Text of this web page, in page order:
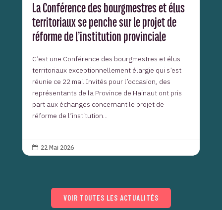
La Conférence des bourgmestres et élus
territoriaux se penche sur le projet de
réforme de l’institution provinciale
C’est une Conférence des bourgmestres et élus
territoriaux exceptionnellement élargie qui s’est
réunie ce 22 mai. Invités pour l’occasion, des
représentants de la Province de Hainaut ont pris
part aux échanges concernant le projet de
réforme de l’institution...
 22 Mai 2026
VOIR TOUTES LES ACTUALITÉS